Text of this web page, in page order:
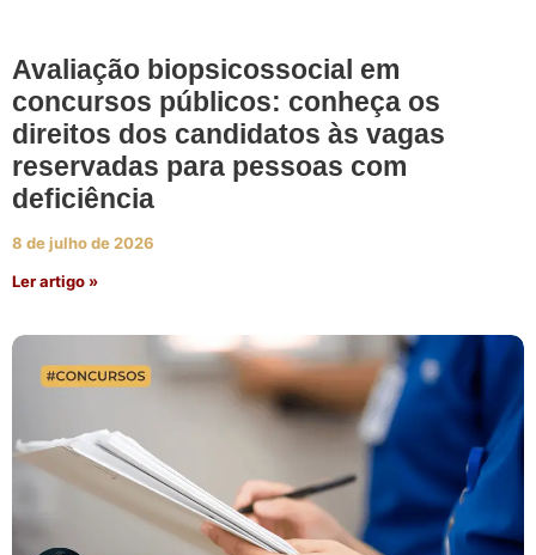
Avaliação biopsicossocial em
concursos públicos: conheça os
direitos dos candidatos às vagas
reservadas para pessoas com
deficiência
8 de julho de 2026
Ler artigo »